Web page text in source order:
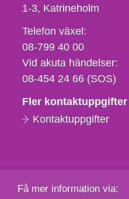
1-3 Katrineholm
Telefon,
fax
och
e-
Telefon växel:
08-799 40 00
Vid akuta händelser:
08-454 24 66 (SOS)
Fler kontaktuppgifter
Kontaktuppgifter
Få mer information via: